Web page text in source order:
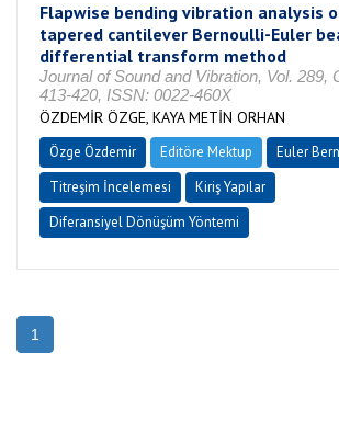
Flapwise bending vibration analysis
tapered cantilever Bernoulli-Euler
differential transform method
Journal of Sound and Vibration, Vol. 289,
413-420, ISSN: 0022-460X
ÖZDEMİR ÖZGE, KAYA METİN ORHAN
Özge Özdemir Editöre Mektup
Euler
Titreşim İncelemesi
Kiriş Yapılar
Diferansiyel Dönüşüm Yöntemi
1